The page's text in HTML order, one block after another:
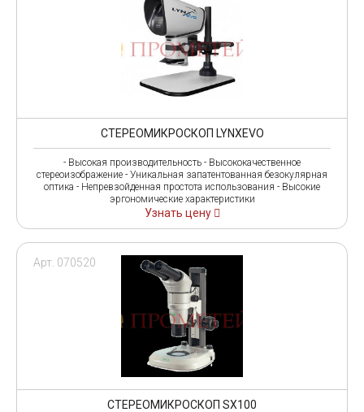
СТЕРЕОМИКРОСКОП LYNXEVO
- Высокая производительность - Высококачественное
стереоизображение - Уникальная запатентованная безокулярная
оптика - Непревзойденная простота использования - Высокие
эргономические характеристики
Узнать цену
Арт. 070520
СТЕРЕОМИКРОСКОП SX100